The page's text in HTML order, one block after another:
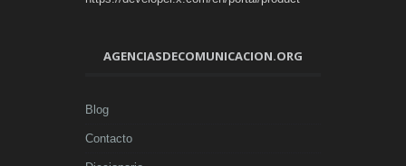
AGENCIASDECOMUNICACION.ORG
Blog
Contacto